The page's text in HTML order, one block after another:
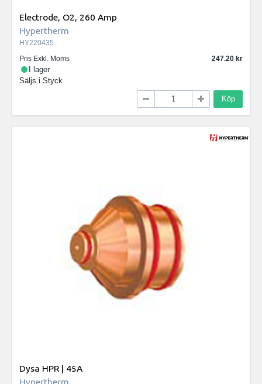
Electrode, O2, 260 Amp
Hypertherm
HY220435
Pris Exkl. Moms
247.20
I lager
Säljs i Styck
Köp
Dysa HPR | 45A
Hypertherm